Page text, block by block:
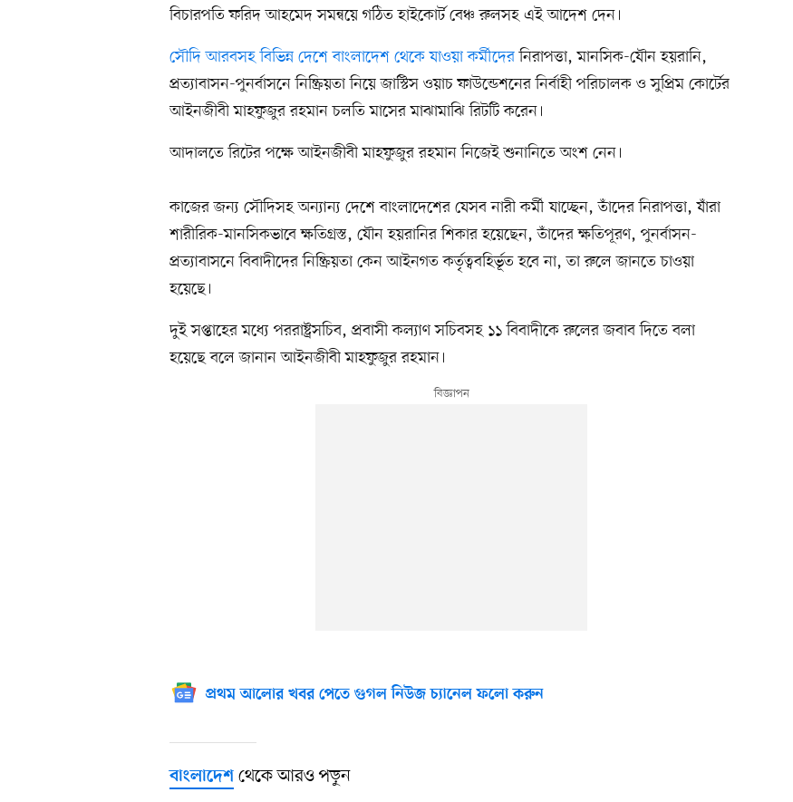
বিচারপতি ফরিদ আহমেদ সমন্বয়ে গঠিত হাইকোর্ট বেঞ্চ রুলসহ এই আদেশ দেন।
সৌদি আরবসহ বিভিন্ন দেশে বাংলাদেশ থেকে যাওয়া কর্মীদেরনিরাপত্তা, মানসিক-যৌন হয়রানি,
প্রত্যাবাসন-পুনর্বাসনে নিষ্ক্রিয়তা নিয়ে জাস্টিস ওয়াচ ফাউন্ডেশনের নির্বাহী পরিচালক ও সুপ্রিম কোর্টের
আইনজীবী মাহফুজুর রহমান চলতি মাসের মাঝামাঝি রিটটি করেন।
আদালতে রিটের পক্ষে আইনজীবী মাহফুজুর রহমান নিজেই শুনানিতে অংশ নেন।
কাজের জন্য সৌদিসহ অন্যান্য দেশে বাংলাদেশের যেসব নারী কর্মী যাচ্ছেন, তাঁদের নিরাপত্তা, যাঁরা
শারীরিক-মানসিকভাবে ক্ষতিগ্রস্ত, যৌন হয়রানির শিকার হয়েছেন, তাঁদের ক্ষতিপূরণ, পুনর্বাসন-
প্রত্যাবাসনে বিবাদীদের নিষ্ক্রিয়তা কেন আইনগত কর্তৃত্ববহির্ভূত হবে না, তা রুলে জানতে চাওয়া
হয়েছে।
দুই সপ্তাহের মধ্যে পররাষ্ট্রসচিব, প্রবাসী কল্যাণ সচিবসহ ১১ বিবাদীকে রুলের জবাব দিতে বলা
হয়েছে বলে জানান আইনজীবী মাহফুজুর রহমান।
প্রথম আলোর খবর পেতে গুগল নিউজ চ্যানেল ফলো করুন
বাংলাদেশ থেকে আরও পড়ুন